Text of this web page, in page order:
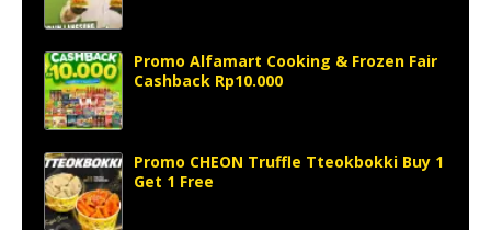
Promo Alfamart Cooking & Frozen Fair
Cashback Rp10.000
Promo CHEON Truffle Tteokbokki Buy 1
Get 1 Free